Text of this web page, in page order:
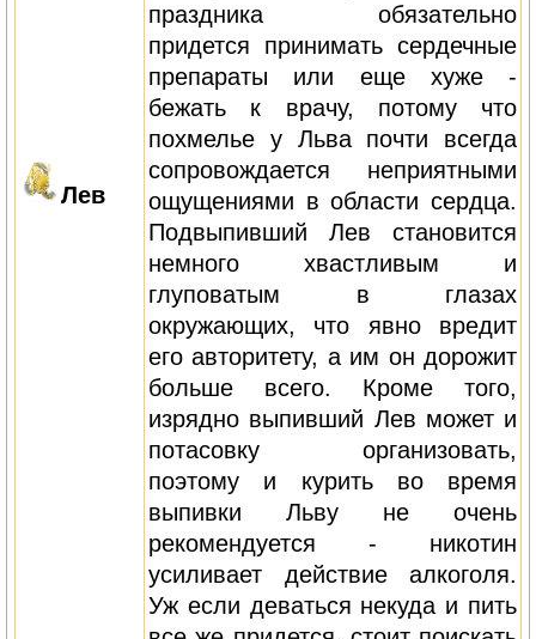
Лев
праздника обязательно
придется принимать сердечные
препараты или еще хуже -
бежать к врачу, потому что
похмелье у Льва почти всегда
сопровождается неприятными
ощущениями в области сердца.
Подвыпивший Лев становится
немного хвастливым и
глуповатым в глазах
окружающих, что явно вредит
его авторитету, а им он дорожит
больше всего. Кроме того,
изрядно выпивший Лев может и
потасовку организовать,
поэтому и курить во время
выпивки Льву не очень
рекомендуется - никотин
усиливает действие алкоголя.
Уж если деваться некуда и пить